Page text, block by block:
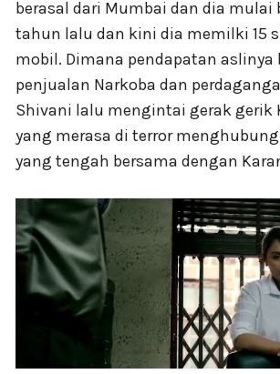
berasal dari Mumbai dan dia mulai
tahun lalu dan kini dia memilki 15
mobil. Dimana pendapatan aslinya
penjualan Narkoba dan
Shivani lalu mengintai gerak gerik
yang merasa di terror
yang tengah bersama dengan